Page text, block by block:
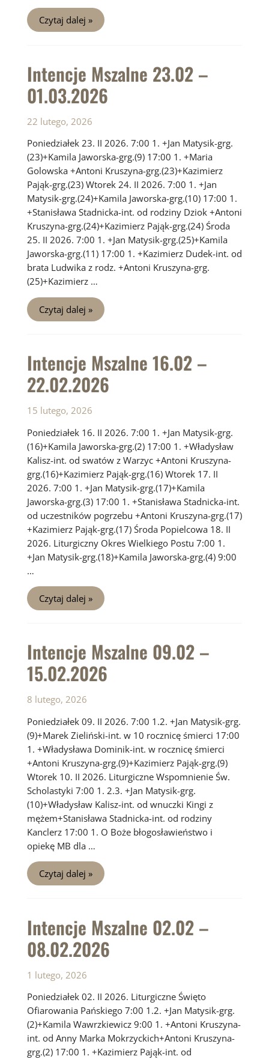
Intencje
Mszalne
02.03
Czytaj dalej »
Intencje Mszalne 23.02 –
01.03.2026
22 lutego, 2026
Poniedziałek 23. II 2026. 7:00 1. +Jan Matysik-grg.
(23)+Kamila Jaworska-grg.(9) 17:00 1. +Maria
Golowska +Antoni Kruszyna-grg.(23)+Kazimierz
Pająk-grg.(23) Wtorek 24. II 2026. 7:00 1. +Jan
Matysik-grg.(24)+Kamila Jaworska-grg.(10) 17:00 1.
+Stanisława Stadnicka-int. od rodziny Dziok +Antoni
Kruszyna-grg.(24)+Kazimierz Pająk-grg.(24) Środa
25. II 2026. 7:00 1. +Jan Matysik-grg.(25)+Kamila
Jaworska-grg.(11) 17:00 1. +Kazimierz Dudek-int. od
brata Ludwika z rodz. +Antoni Kruszyna-grg.
(25)+Kazimierz …
Intencje
Mszalne
23.02
Czytaj dalej »
Intencje Mszalne 16.02 –
22.02.2026
15 lutego, 2026
Poniedziałek 16. II 2026. 7:00 1. +Jan Matysik-grg.
(16)+Kamila Jaworska-grg.(2) 17:00 1. +Władysław
Kalisz-int. od swatów z Warzyc +Antoni Kruszyna-
grg.(16)+Kazimierz Pająk-grg.(16) Wtorek 17. II
2026. 7:00 1. +Jan Matysik-grg.(17)+Kamila
Jaworska-grg.(3) 17:00 1. +Stanisława Stadnicka-int.
od uczestników pogrzebu +Antoni Kruszyna-grg.(17)
+Kazimierz Pająk-grg.(17) Środa Popielcowa 18. II
2026. Liturgiczny Okres Wielkiego Postu 7:00 1.
+Jan Matysik-grg.(18)+Kamila Jaworska-grg.(4) 9:00
…
Intencje
Mszalne
16.02
Czytaj dalej »
Intencje Mszalne 09.02 –
15.02.2026
8 lutego, 2026
Poniedziałek 09. II 2026. 7:00 1.2. +Jan Matysik-grg.
(9)+Marek Zieliński-int. w 10 rocznicę śmierci 17:00
1. +Władysława Dominik-int. w rocznicę śmierci
+Antoni Kruszyna-grg.(9)+Kazimierz Pająk-grg.(9)
Wtorek 10. II 2026. Liturgiczne Wspomnienie Św.
Scholastyki 7:00 1. 2.3. +Jan Matysik-grg.
(10)+Władysław Kalisz-int. od wnuczki Kingi z
mężem+Stanisława Stadnicka-int. od rodziny
Kanclerz 17:00 1. O Boże błogosławieństwo i
opiekę MB dla …
Intencje
Mszalne
09.02
Czytaj dalej »
Intencje Mszalne 02.02 –
08.02.2026
1 lutego, 2026
Poniedziałek 02. II 2026. Liturgiczne Święto
Ofiarowania Pańskiego 7:00 1.2. +Jan Matysik-grg.
(2)+Kamila Wawrzkiewicz 9:00 1. +Antoni Kruszyna-
int. od Anny Marka Mokrzyckich+Antoni Kruszyna-
grg.(2) 17:00 1. +Kazimierz Pająk-int. od